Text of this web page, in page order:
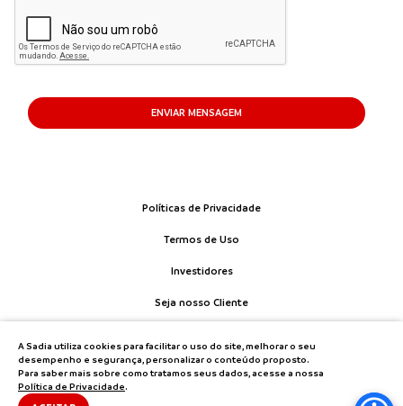
ENVIAR MENSAGEM
Políticas de Privacidade
Termos de Uso
Investidores
Seja nosso Cliente
A Sadia utiliza cookies para facilitar o uso do site, melhorar o seu
desempenho e segurança, personalizar o conteúdo proposto.
Para saber mais sobre como tratamos seus dados, acesse a nossa
Política de Privacidade.